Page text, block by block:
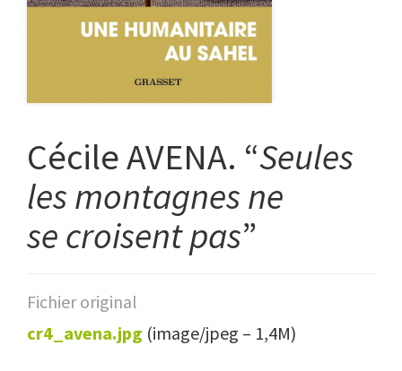
Cécile AVENA. “Seules
les montagnes ne
se croisent pas”
Fichier original
cr4_avena.jpg (image/jpeg – 1,4M)